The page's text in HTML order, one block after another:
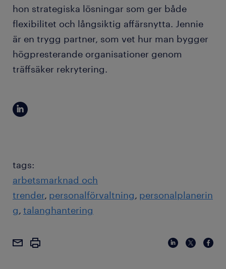
hon strategiska lösningar som ger både
flexibilitet och långsiktig affärsnytta. Jennie
är en trygg partner, som vet hur man bygger
högpresterande organisationer genom
träffsäker rekrytering.
tags:
arbetsmarknad och
trender personalförvaltning personalplanerin
g talanghantering